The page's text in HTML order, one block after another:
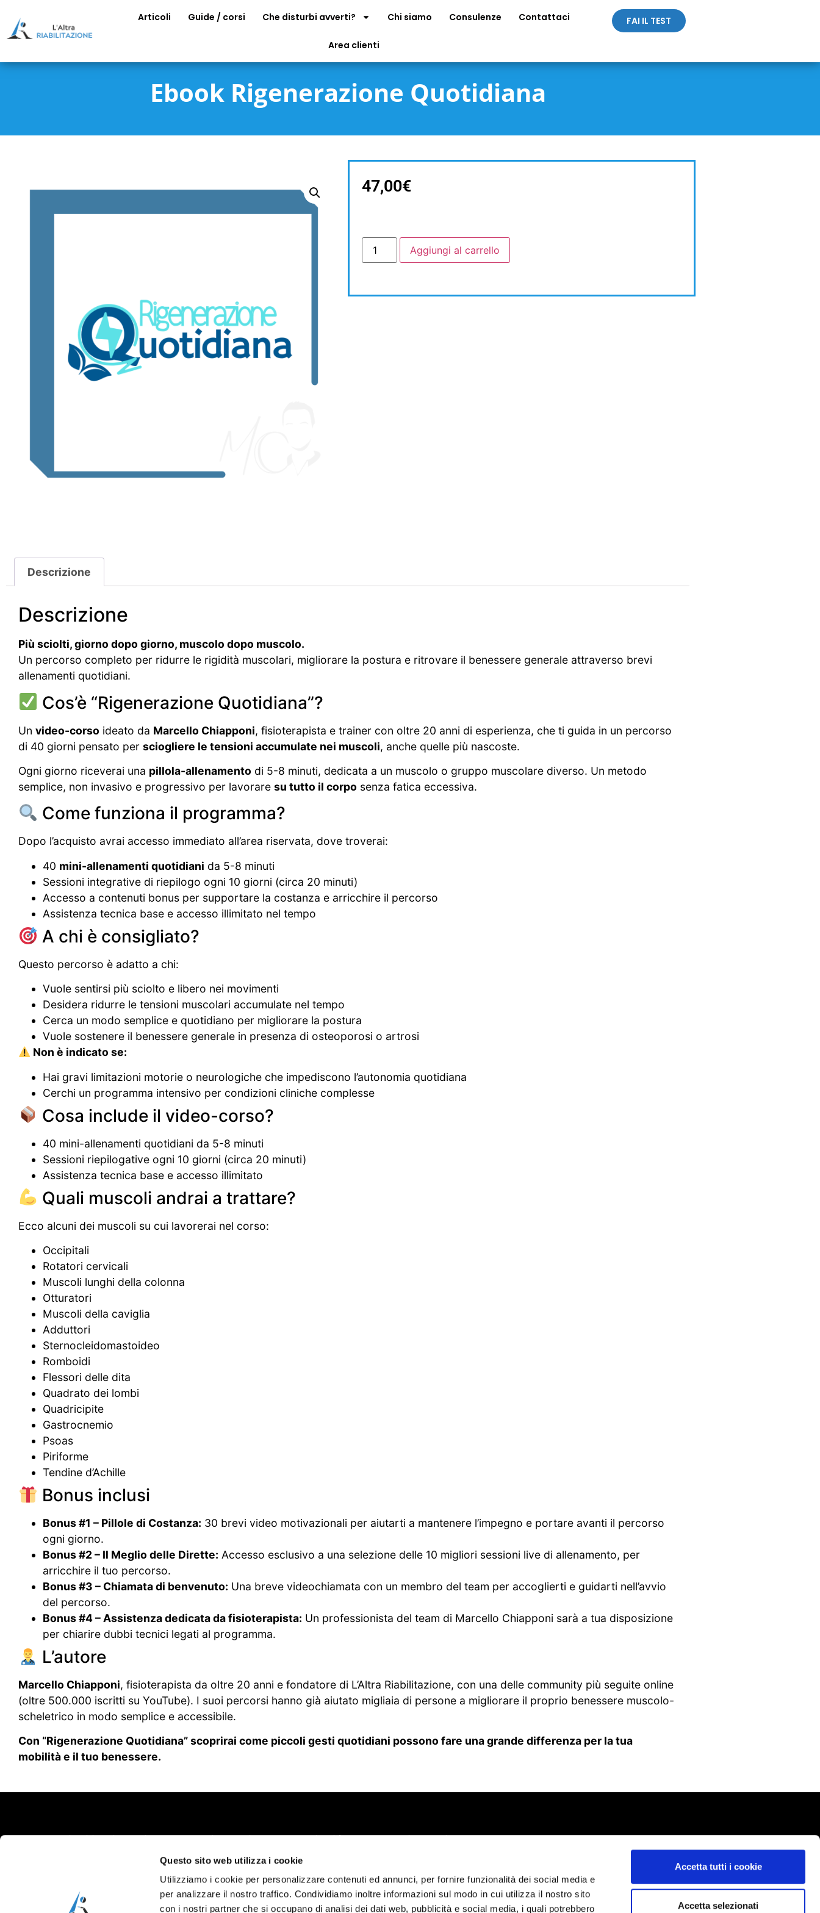
Questo sito web utilizza i cookie
Utilizziamo i cookie per personalizzare contenuti ed annunci, per fornire funzionalità dei social media e
per analizzare il nostro traffico. Condividiamo inoltre informazioni sul modo in cui utilizza il nostro sito
con i nostri partner che si occupano di analisi dei dati web, pubblicità e social media, i quali potrebbero
Accetta tutti i cookie
Accetta selezionati
Articoli Guide / corsi Che disturbi avverti? Chi siamo Consulenze Contattaci
Area clienti
FAI IL TEST
Ebook Rigenerazione Quotidiana
47,00€
Aggiungi al carrello
Descrizione
Descrizione
Più sciolti, giorno dopo giorno, muscolo dopo muscolo.
Un percorso completo per ridurre le rigidità muscolari, migliorare la postura e ritrovare il benessere generale attraverso brevi
allenamenti quotidiani.
Cos’è “Rigenerazione Quotidiana”?
Un video-corso ideato da Marcello Chiapponi, fisioterapista e trainer con oltre 20 anni di esperienza, che ti guida in un percorso
di 40 giorni pensato per sciogliere le tensioni accumulate nei muscoli, anche quelle più nascoste.
Ogni giorno riceverai una pillola-allenamento di 5-8 minuti, dedicata a un muscolo o gruppo muscolare diverso. Un metodo
semplice, non invasivo e progressivo per lavorare su tutto il corpo senza fatica eccessiva.
Come funziona il programma?
Dopo l’acquisto avrai accesso immediato all’area riservata, dove troverai:
40 mini-allenamenti quotidiani da 5-8 minuti
Sessioni integrative di riepilogo ogni 10 giorni (circa 20 minuti)
Accesso a contenuti bonus per supportare la costanza e arricchire il percorso
Assistenza tecnica base e accesso illimitato nel tempo
A chi è consigliato?
Questo percorso è adatto a chi:
Vuole sentirsi più sciolto e libero nei movimenti
Desidera ridurre le tensioni muscolari accumulate nel tempo
Cerca un modo semplice e quotidiano per migliorare la postura
Vuole sostenere il benessere generale in presenza di osteoporosi o artrosi
Non è indicato se:
Hai gravi limitazioni motorie o neurologiche che impediscono l’autonomia quotidiana
Cerchi un programma intensivo per condizioni cliniche complesse
Cosa include il video-corso?
40 mini-allenamenti quotidiani da 5-8 minuti
Sessioni riepilogative ogni 10 giorni (circa 20 minuti)
Assistenza tecnica base e accesso illimitato
Quali muscoli andrai a trattare?
Ecco alcuni dei muscoli su cui lavorerai nel corso:
Occipitali
Rotatori cervicali
Muscoli lunghi della colonna
Otturatori
Muscoli della caviglia
Adduttori
Sternocleidomastoideo
Romboidi
Flessori delle dita
Quadrato dei lombi
Quadricipite
Gastrocnemio
Psoas
Piriforme
Tendine d’Achille
Bonus inclusi
Bonus #1 – Pillole di Costanza: 30 brevi video motivazionali per aiutarti a mantenere l’impegno e portare avanti il percorso
ogni giorno.
Bonus #2 – Il Meglio delle Dirette: Accesso esclusivo a una selezione delle 10 migliori sessioni live di allenamento, per
arricchire il tuo percorso.
Bonus #3 – Chiamata di benvenuto: Una breve videochiamata con un membro del team per accoglierti e guidarti nell’avvio
del percorso.
Bonus #4 – Assistenza dedicata da fisioterapista: Un professionista del team di Marcello Chiapponi sarà a tua disposizione
per chiarire dubbi tecnici legati al programma.
L’autore
Marcello Chiapponi, fisioterapista da oltre 20 anni e fondatore di L’Altra Riabilitazione, con una delle community più seguite online
(oltre 500.000 iscritti su YouTube). I suoi percorsi hanno già aiutato migliaia di persone a migliorare il proprio benessere muscolo-
scheletrico in modo semplice e accessibile.
Con “Rigenerazione Quotidiana” scoprirai come piccoli gesti quotidiani possono fare una grande differenza per la tua
mobilità e il tuo benessere.
© L’Altra Riabilitazione di Marcello Chiapponi.
informazioni riportate all’interno di questo sito web non
sono volte a sostituire il rapporto diretto medico-
paziente o una visita specialistica. In caso di dubbi,
consultare il proprio medico. Per ulteriori informazioni,
Scopri chi è Marcello Chiapponi